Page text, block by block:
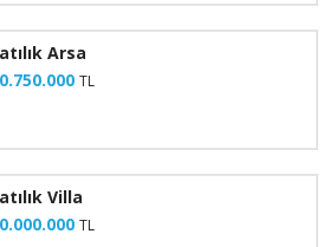
Arsa
TL
Villa
TL